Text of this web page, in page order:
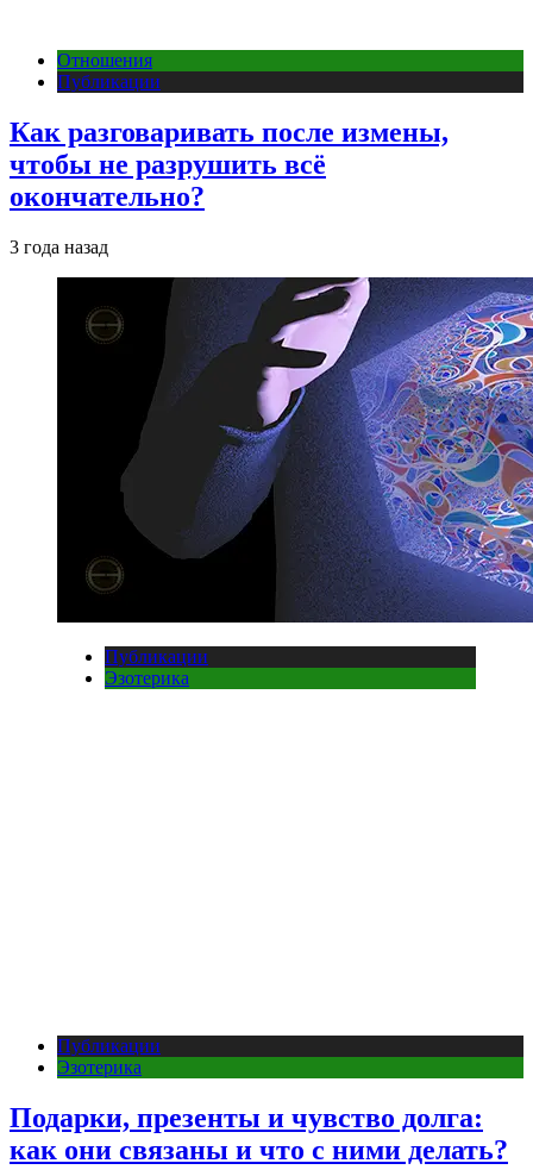
Отношения
Публикации
Как разговаривать после измены,
чтобы не разрушить всё
окончательно?
3 года назад
Публикации
Эзотерика
Публикации
Эзотерика
Подарки, презенты и чувство долга:
как они связаны и что с ними делать?